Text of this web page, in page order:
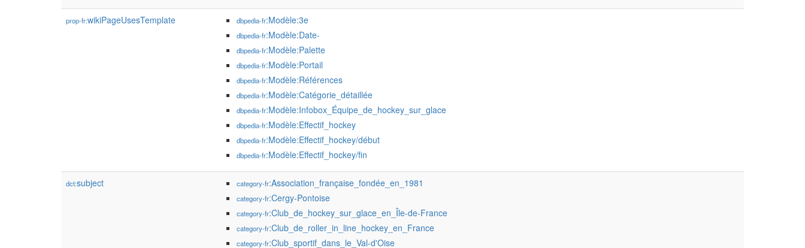
prop-fr:wikiPageUsesTemplate dbpedia-fr:Modèle:3e
dbpedia-fr:Modèle:Date-
dbpedia-fr:Modèle:Palette
dbpedia-fr:Modèle:Portail
dbpedia-fr:Modèle:Références
dbpedia-fr:Modèle:Catégorie_détaillée
dbpedia-fr:Modèle:Infobox_Équipe_de_hockey_sur_glace
dbpedia-fr:Modèle:Effectif_hockey
dbpedia-fr:Modèle:Effectif_hockey/début
dbpedia-fr:Modèle:Effectif_hockey/fin
dct:subject category-fr:Association_française_fondée_en_1981
category-fr:Cergy-Pontoise
category-fr:Club_de_hockey_sur_glace_en_Île-de-France
category-fr:Club_de_roller_in_line_hockey_en_France
category-fr:Club_sportif_dans_le_Val-d'Oise